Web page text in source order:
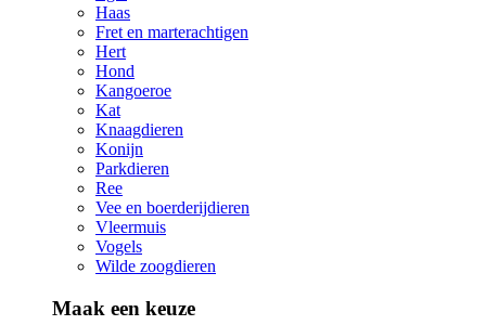
Haas
Fret en marterachtigen
Hert
Hond
Kangoeroe
Kat
Knaagdieren
Konijn
Parkdieren
Ree
Vee en boerderijdieren
Vleermuis
Vogels
Wilde zoogdieren
Maak een keuze